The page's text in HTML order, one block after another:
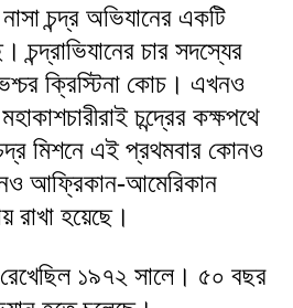
চন্দ্র অভিযানের একটি
চন্দ্রাভিযানের চার সদস্যের
ক্রিস্টিনা কোচ। এখনও
চন্দ্রের কক্ষপথে
মিশনে এই প্রথমবার কোনও
আফ্রিকান-আমেরিকান
রাখা হয়েছে।
রেখেছিল ১৯৭২ সালে। ৫০ বছর